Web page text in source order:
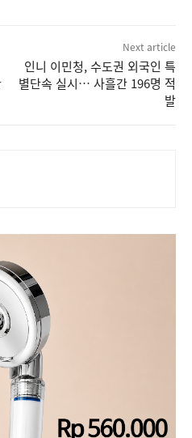
Next article
인니 이민청, 수도권 외국인 특
별단속 실시… 사흘간 196명 적
발